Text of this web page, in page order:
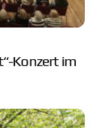
Konzert im